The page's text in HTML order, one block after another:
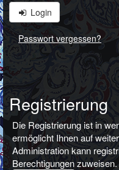
Login
Passwort vergessen?
Registrierung
Die Registrierung ist in
ermöglicht Ihnen auf
Administration kann
Berechtigungen zuweisen.